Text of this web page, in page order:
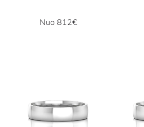
Nuo 812€